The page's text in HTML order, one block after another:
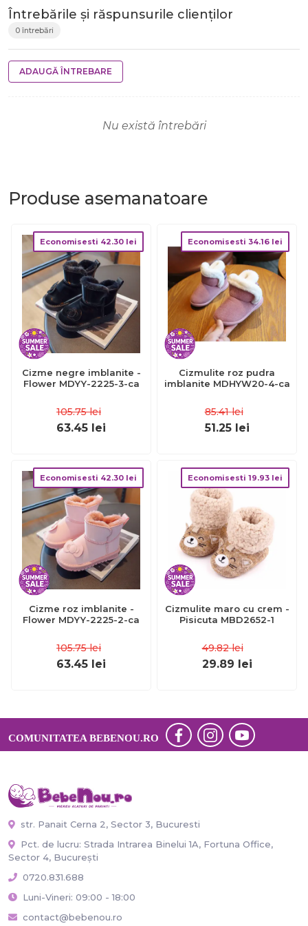
Întrebările și răspunsurile clienților
0 întrebări
ADAUGĂ ÎNTREBARE
Nu există întrebări
Produse asemanatoare
Economisesti 42.30 lei
Cizme negre imblanite -
Flower MDYY-2225-3-ca
105.75 lei
63.45 lei
Economisesti 34.16 lei
Cizmulite roz pudra
imblanite MDHYW20-4-ca
85.41 lei
51.25 lei
Economisesti 42.30 lei
Cizme roz imblanite -
Flower MDYY-2225-2-ca
105.75 lei
63.45 lei
Economisesti 19.93 lei
Cizmulite maro cu crem -
Pisicuta MBD2652-1
49.82 lei
29.89 lei
COMUNITATEA BEBENOU.RO
str. Panait Cerna 2, Sector 3, Bucuresti
Pct. de lucru: Strada Intrarea Binelui 1A, Fortuna Office,
Sector 4, București
0720.831.688
Luni-Vineri: 09:00 - 18:00
contact@bebenou.ro